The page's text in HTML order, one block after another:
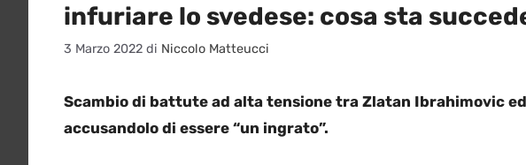
infuriare lo svedese: cosa sta
3 Marzo 2022 di Niccolo Matteucci
Scambio di battute ad alta tensione tra Zlatan Ibrahimovic
accusandolo di essere “un ingrato”.